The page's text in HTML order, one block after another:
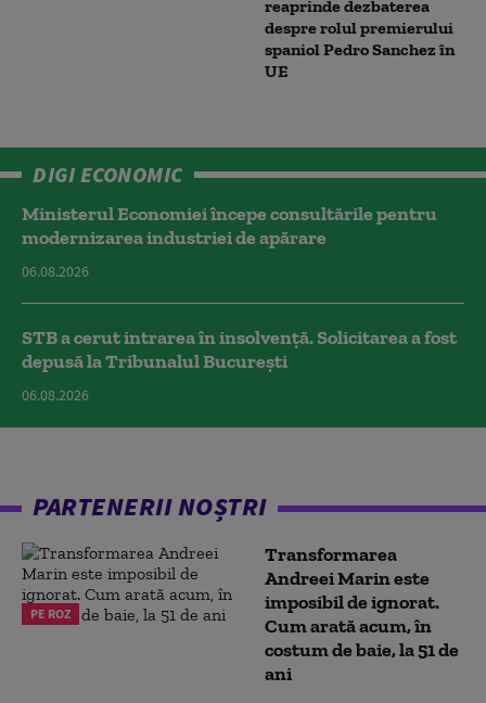
reaprinde dezbaterea
despre rolul premierului
spaniol Pedro Sanchez în
UE
DIGI ECONOMIC
Ministerul Economiei începe consultările pentru
modernizarea industriei de apărare
06.08.2026
STB a cerut intrarea în insolvență. Solicitarea a fost
depusă la Tribunalul București
06.08.2026
PARTENERII NOȘTRI
PE ROZ
Transformarea
Andreei Marin este
imposibil de ignorat.
Cum arată acum, în
costum de baie, la 51 de
ani